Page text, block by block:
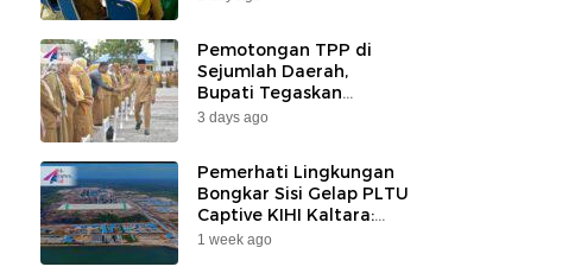
Pemotongan TPP di
Sejumlah Daerah,
Bupati Tegaskan
Bulungan Belum
3 days ago
Pemerhati Lingkungan
Bongkar Sisi Gelap PLTU
Captive KIHI Kaltara:
“Industri Hijau Hanya
1 week ago